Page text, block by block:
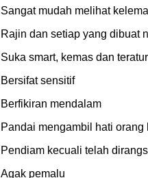
Sangat mudah melihat
Rajin dan setiap yang dibuat
Suka smart, kemas dan teratur
Bersifat sensitif
Berfikiran mendalam
Pandai mengambil hati orang
Pendiam kecuali telah
Agak pemalu